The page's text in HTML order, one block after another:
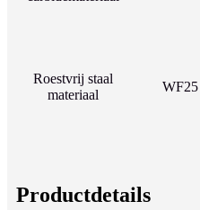
Roestvrij staal
materiaal
WF25
Productdetails